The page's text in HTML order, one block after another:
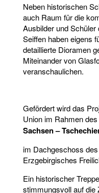
Neben historischen
auch Raum für die
Ausbilder und
Seiffen haben eigens
detaillierte Dioramen
Miteinander von
veranschaulichen.
Gefördert wird das
Union im Rahmen des
Sachsen –
im Dachgeschoss
Erzgebirgisches
Ein historischer
stimmungsvoll auf die